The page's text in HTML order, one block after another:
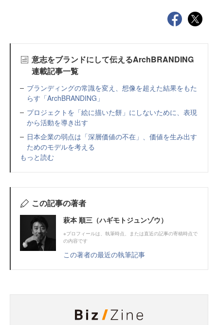
意志をブランドにして伝えるArchBRANDING
連載記事一覧
ブランディングの常識を変え、想像を超えた結果をもた
らす「ArchBRANDING」
プロジェクトを「絵に描いた餅」にしないために、表現
から活動を導き出す
日本企業の弱点は「深層価値の不在」、価値を生み出す
ためのモデルを考える
もっと読む
この記事の著者
萩本 順三（ハギモトジュンゾウ）
※プロフィールは、執筆時点、または直近の記事の寄稿時点で
の内容です
この著者の最近の執筆記事